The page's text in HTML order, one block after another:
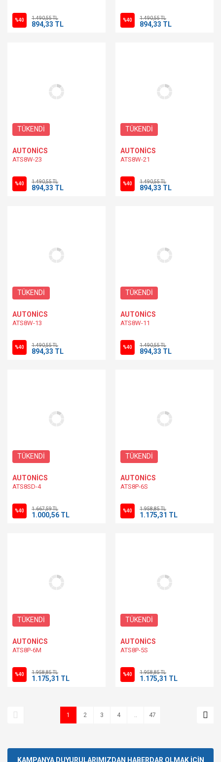
%40 1.490,55 TL
894,33 TL %40 1.490,55 TL
894,33 TL
TÜKENDİ
AUTONİCS
ATS8W-23
%40 1.490,55 TL
894,33 TL
TÜKENDİ
AUTONİCS
ATS8W-21
%40 1.490,55 TL
894,33 TL
TÜKENDİ
AUTONİCS
ATS8W-13
%40 1.490,55 TL
894,33 TL
TÜKENDİ
AUTONİCS
ATS8W-11
%40 1.490,55 TL
894,33 TL
TÜKENDİ
AUTONİCS
ATS8SD-4
%40 1.667,59 TL
1.000,56 TL
TÜKENDİ
AUTONİCS
ATS8P-6S
%40 1.958,85 TL
1.175,31 TL
TÜKENDİ
AUTONİCS
ATS8P-6M
%40 1.958,85 TL
1.175,31 TL
TÜKENDİ
AUTONİCS
ATS8P-5S
%40 1.958,85 TL
1.175,31 TL
1 2 3 4 .. 47
KAMPANYA DUYURULARIMIZDAN HABERDAR OLMAK İÇİN